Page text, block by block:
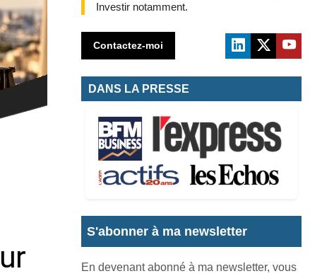
Investir notamment.
Contactez-moi
DANS LA PRESSE
S'abonner à ma newsletter
En devenant abonné à ma newsletter, vous